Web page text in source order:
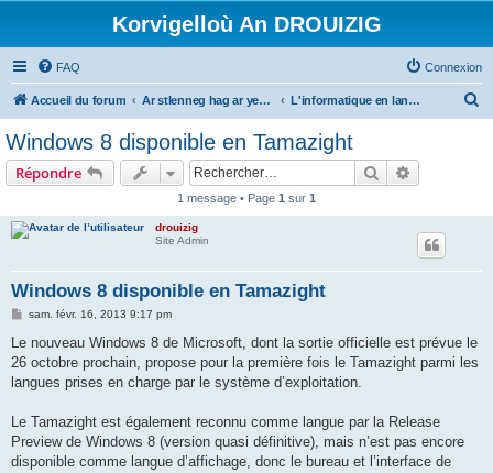
Korvigelloù An DROUIZIG
FAQ Connexion
Accueil du forum Ar stlenneg hag ar yezhoù bihan er bed a-bezh L'informatique en langues régionales et minoritaires
Windows 8 disponible en Tamazight
Répondre Rechercher
1 message • Page 1 sur 1
drouizig
Site Admin
Windows 8 disponible en Tamazight
M
s
a
g
sam. févr. 16, 2013 9:17 pm
Le nouveau Windows 8 de Microsoft, dont la sortie officielle est prévue le
26 octobre prochain, propose pour la première fois le Tamazight parmi les
langues prises en charge par le système d’exploitation.
Le Tamazight est également reconnu comme langue par la Release
Preview de Windows 8 (version quasi définitive), mais n’est pas encore
disponible comme langue d’affichage, donc le bureau et l’interface de